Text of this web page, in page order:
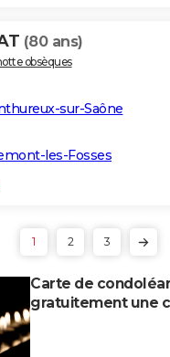
(80 ans)
obsèques
sur-Saône
les-Fosses
1 2 3
Carte de
gratuitement une